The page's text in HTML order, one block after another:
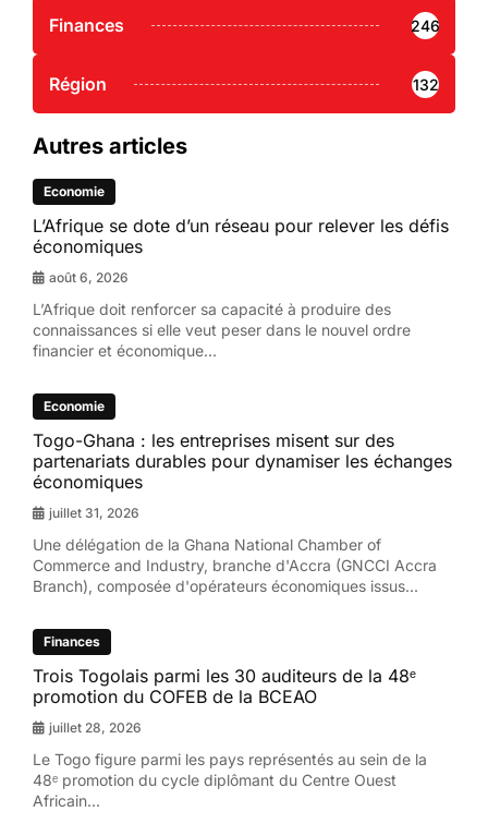
Finances 246
Région 132
Autres articles
Economie
L’Afrique se dote d’un réseau pour relever les défis
économiques
août 6, 2026
L’Afrique doit renforcer sa capacité à produire des
connaissances si elle veut peser dans le nouvel ordre
financier et économique...
Economie
Togo-Ghana : les entreprises misent sur des
partenariats durables pour dynamiser les échanges
économiques
juillet 31, 2026
Une délégation de la Ghana National Chamber of
Commerce and Industry, branche d'Accra (GNCCI Accra
Branch), composée d'opérateurs économiques issus...
Finances
Trois Togolais parmi les 30 auditeurs de la 48ᵉ
promotion du COFEB de la BCEAO
juillet 28, 2026
Le Togo figure parmi les pays représentés au sein de la
48ᵉ promotion du cycle diplômant du Centre Ouest
Africain...